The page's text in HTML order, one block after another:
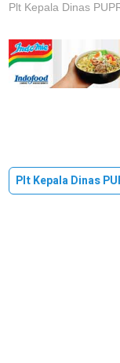
Plt Kepala Dinas
Plt Kepala Dinas